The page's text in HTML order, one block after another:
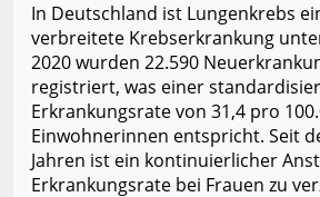
In Deutschland ist Lungenkrebs
verbreitete Krebserkrankung
2020 wurden 22.590
registriert, was einer
Erkrankungsrate von 31,4 pro
Einwohnerinnen entspricht. Seit
Jahren ist ein kontinuierlicher
Erkrankungsrate bei Frauen zu